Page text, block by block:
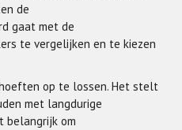
de
gaat met de
te vergelijken en te kiezen
op te lossen. Het stelt
met langdurige
belangrijk om